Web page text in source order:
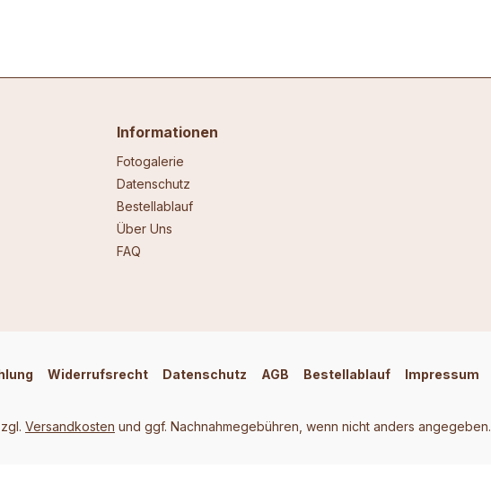
Informationen
Fotogalerie
Datenschutz
Bestellablauf
Über Uns
FAQ
Widerrufsrecht Datenschutz AGB Bestellablauf Impressum
Versandkosten und ggf. Nachnahmegebühren, wenn nicht anders angegeben.